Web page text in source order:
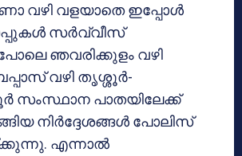
വഴി വളയാതെ ഇപ്പോള്‍
സര്‍വ്വീസ്
ഞവരിക്കുളം വഴി
വഴി തൃശ്ശൂര്‍-
സംസ്ഥാന പാതയിലേക്ക്
നിര്‍ദ്ദേശങ്ങള്‍ പോലിസ്
എന്നാല്‍